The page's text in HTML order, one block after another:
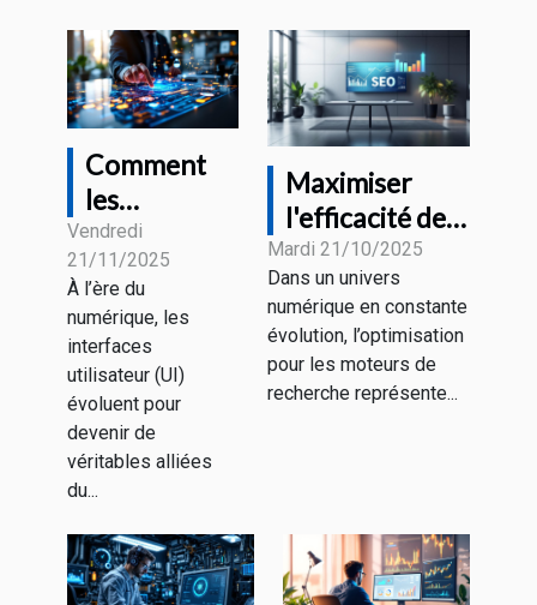
Comment
les
interfaces
utilisateur
anticipent
nos besoins
futurs ?
Vendredi
21/11/2025
À l’ère du
numérique, les
interfaces
utilisateur (UI)
évoluent pour
devenir de
véritables alliées
du...
Maximiser
l'efficacité de
votre stratégie
de
référencement
sans risques
Mardi 21/10/2025
Dans un univers
numérique en constante
évolution, l’optimisation
pour les moteurs de
recherche représente...